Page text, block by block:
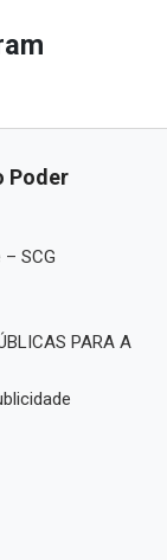
Poder
SCG
PARA A